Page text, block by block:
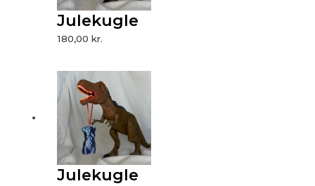
Julekugle
180,00kr.
Julekugle